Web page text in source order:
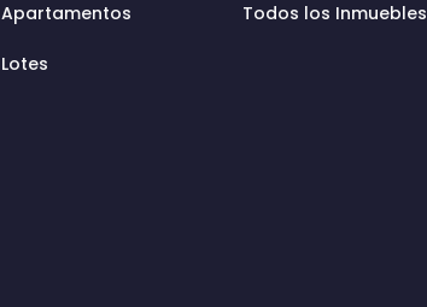
Apartamentos
Lotes
Todos los Inmuebles